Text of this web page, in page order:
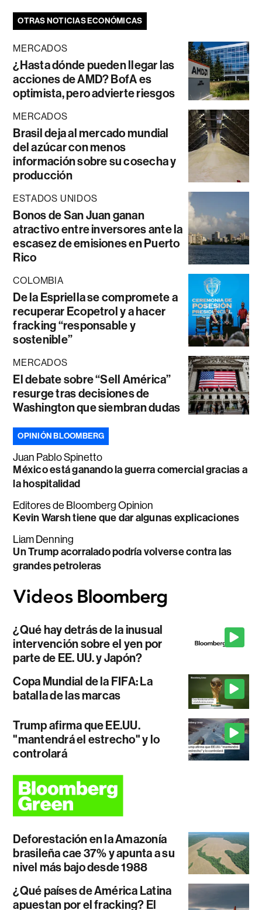
OTRAS NOTICIAS ECONÓMICAS
MERCADOS
¿Hasta dónde pueden llegar las
acciones de AMD? BofA es
optimista, pero advierte riesgos
MERCADOS
Brasil deja al mercado mundial
del azúcar con menos
información sobre su cosecha y
producción
ESTADOS UNIDOS
Bonos de San Juan ganan
atractivo entre inversores ante la
escasez de emisiones en Puerto
Rico
COLOMBIA
De la Espriella se compromete a
recuperar Ecopetrol y a hacer
fracking “responsable y
sostenible”
MERCADOS
El debate sobre “Sell América”
resurge tras decisiones de
Washington que siembran dudas
OPINIÓN BLOOMBERG
Juan Pablo Spinetto
México está ganando la guerra comercial gracias a
la hospitalidad
Editores de Bloomberg Opinion
Kevin Warsh tiene que dar algunas explicaciones
Liam Denning
Un Trump acorralado podría volverse contra las
grandes petroleras
¿Qué hay detrás de la inusual
intervención sobre el yen por
parte de EE. UU. y Japón?
Copa Mundial de la FIFA: La
batalla de las marcas
Trump afirma que EE.UU.
"mantendrá el estrecho" y lo
controlará
Deforestación en la Amazonía
brasileña cae 37% y apunta a su
nivel más bajo desde 1988
¿Qué países de América Latina
apuestan por el fracking? El